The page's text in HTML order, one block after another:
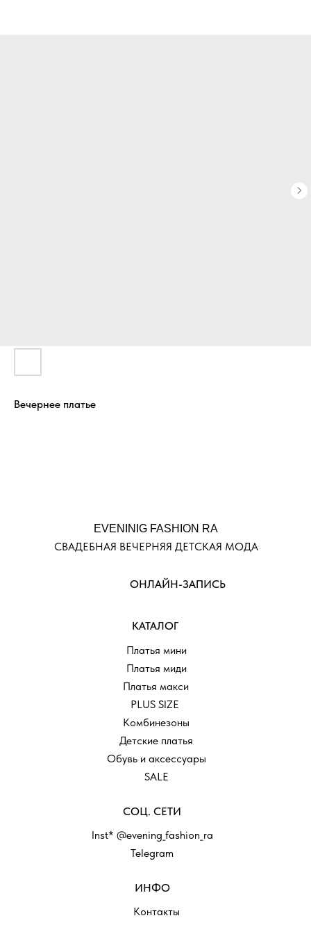
Вечернее платье
ОНЛАЙН-ЗАПИСЬ
Inst* @evening_fashion_ra
Telegram
СОЦ. СЕТИ
Контакты
ИНФО
КАТАЛОГ
Платья мини
Платья миди
Платья макси
PLUS SIZE
Детские платья
Обувь и аксессуары
Комбинезоны
EVENINIG FASHION RA
СВАДЕБНАЯ ВЕЧЕРНЯЯ ДЕТСКАЯ МОДА
SALE